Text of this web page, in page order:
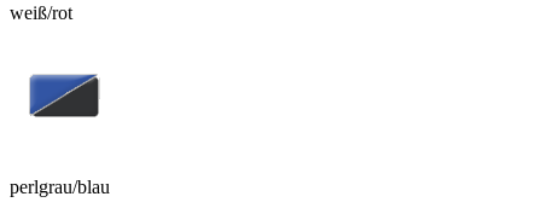
weiß/rot
perlgrau/blau